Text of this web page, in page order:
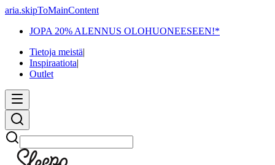
aria.skipToMainContent
JOPA 20% ALENNUS OLOHUONEESEEN!*
Tietoja meistä|
Inspiraatiota|
Outlet
Etsi